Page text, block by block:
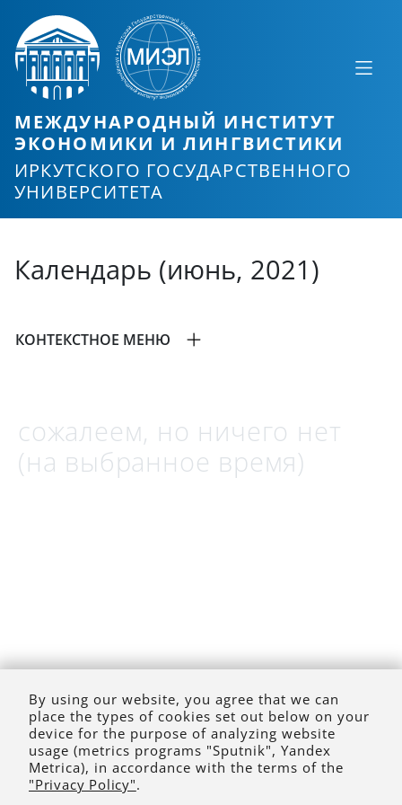
МЕЖДУНАРОДНЫЙ ИНСТИТУТ
ЭКОНОМИКИ И ЛИНГВИСТИКИ
ИРКУТСКОГО ГОСУДАРСТВЕННОГО
УНИВЕРСИТЕТА
Календарь (июнь, 2021)
КОНТЕКСТНОЕ МЕНЮ
сожалеем, но ничего нет
(на выбранное время)
By using our website, you agree that we can
place the types of cookies set out below on your
device for the purpose of analyzing website
usage (metrics programs "Sputnik", Yandex
Metrica), in accordance with the terms of the
"Privacy Policy".